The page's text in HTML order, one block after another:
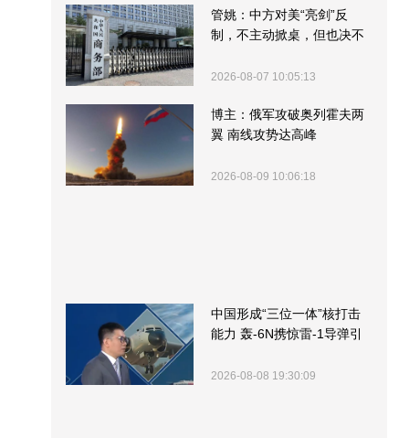
管姚：中方对美“亮剑”反
制，不主动掀桌，但也决不
2026-08-07 10:05:13
博主：俄军攻破奥列霍夫两
翼 南线攻势达高峰
2026-08-09 10:06:18
中国形成“三位一体”核打击
能力 轰-6N携惊雷-1导弹引
2026-08-08 19:30:09